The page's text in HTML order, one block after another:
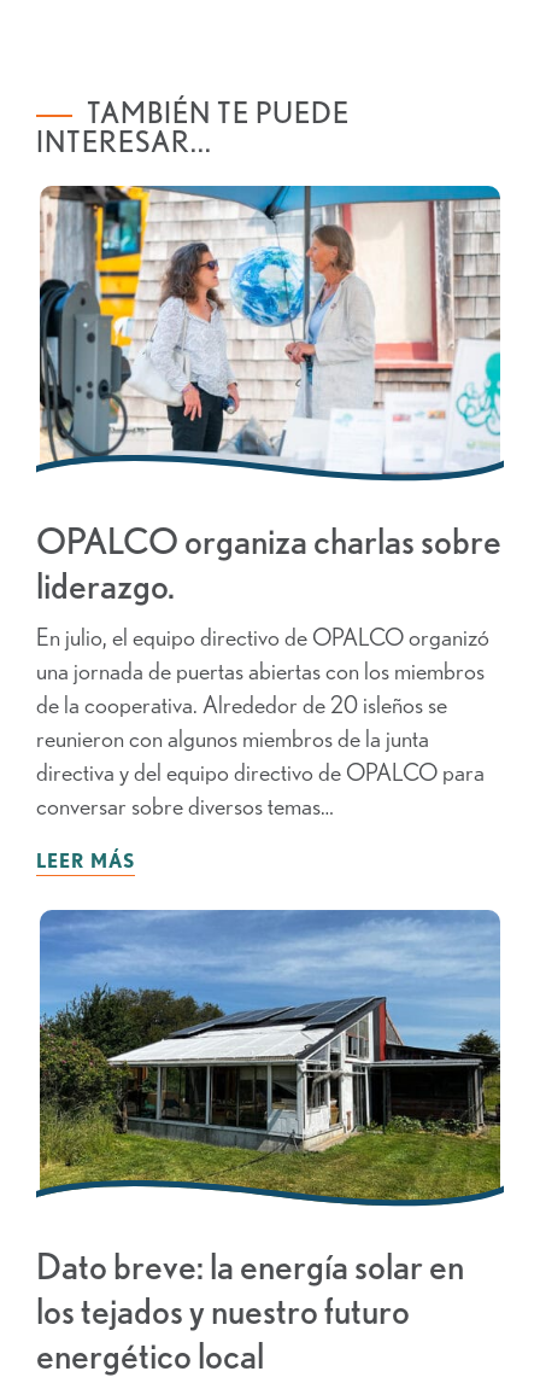
TAMBIÉN TE PUEDE
INTERESAR...
OPALCO organiza charlas sobre
liderazgo.
En julio, el equipo directivo de OPALCO organizó
una jornada de puertas abiertas con los miembros
de la cooperativa. Alrededor de 20 isleños se
reunieron con algunos miembros de la junta
directiva y del equipo directivo de OPALCO para
conversar sobre diversos temas…
LEER MÁS
Dato breve: la energía solar en
los tejados y nuestro futuro
energético local